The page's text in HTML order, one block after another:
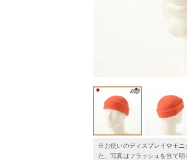
※お使いのディスプレイやモニ
た、写真はフラッシュを当て